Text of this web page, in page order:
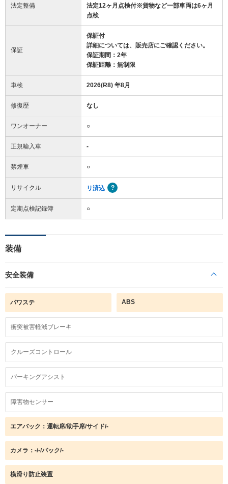
法定整備
法定12ヶ月点検付※貨物など一部車両は6ヶ月
点検
保証
保証付
詳細については、販売店にご確認ください。
保証期間：2年
保証距離：無制限
車検 2026(R8) 年8月
修復歴 なし
ワンオーナー ○
正規輸入車 -
禁煙車 ○
リサイクル リ済込
定期点検記録簿 ○
装備
安全装備
パワステ ABS
衝突被害軽減ブレーキ
クルーズコントロール
パーキングアシスト
障害物センサー
エアバック：運転席/助手席/サイド/-
カメラ：-/-/バック/-
横滑り防止装置